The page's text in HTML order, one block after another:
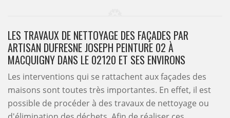
LES TRAVAUX DE NETTOYAGE DES FAÇADES PAR
ARTISAN DUFRESNE JOSEPH PEINTURE 02 À
MACQUIGNY DANS LE 02120 ET SES ENVIRONS
Les interventions qui se rattachent aux façades des
maisons sont toutes très importantes. En effet, il est
possible de procéder à des travaux de nettoyage ou